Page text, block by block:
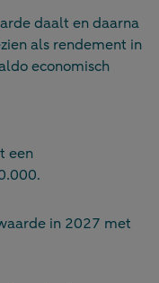
daalt en daarna
als rendement in
economisch
een
in 2027 met